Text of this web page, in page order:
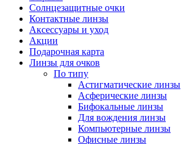
Солнцезащитные очки
Контактные линзы
Аксессуары и уход
Акции
Подарочная карта
Линзы для очков
По типу
Астигматические линзы
Асферические линзы
Бифокальные линзы
Для вождения линзы
Компьютерные линзы
Офисные линзы